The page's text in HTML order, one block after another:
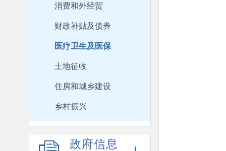
消费和外经贸
财政补贴及债券
医疗卫生及医保
土地征收
住房和城乡建设
乡村振兴
政府信息